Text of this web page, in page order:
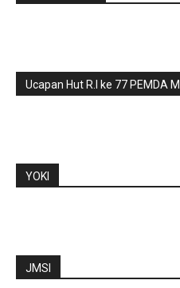
Ucapan Hut R.I ke 77 PEMDA
YOKI
JMSI